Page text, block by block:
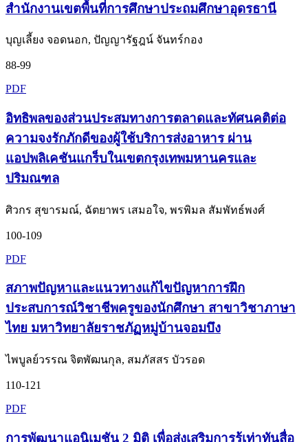
สำนักงานเขตพื้นที่การศึกษาประถมศึกษาอุดรธานี
บุญเลี้ยง จอดนอก, ปัญญารัฐฎน์ จันทร์กอง
88-99
PDF
อิทธิพลของส่วนประสมทางการตลาดและทัศนคติต่อ
ความจงรักภักดีของผู้ใช้บริการส่งอาหาร ผ่าน
แอปพลิเคชันแกร็บในเขตกรุงเทพมหานครและ
ปริมณฑล
ศิวกร สุขารมณ์, ฉัตยาพร เสมอใจ, พรพิมล สัมพัทธ์พงศ์
100-109
PDF
สภาพปัญหาและแนวทางแก้ไขปัญหาการฝึก
ประสบการณ์วิชาชีพครูของนักศึกษา สาขาวิชาภาษา
ไทย มหาวิทยาลัยราชภัฏหมู่บ้านจอมบึง
ไพบูลย์วรรณ จิตพัฒนกุล, สมภัสสร บัวรอด
110-121
PDF
การพัฒนาแอนิเมชัน 2 มิติ เพื่อส่งเสริมการรู้เท่าทันสื่อ